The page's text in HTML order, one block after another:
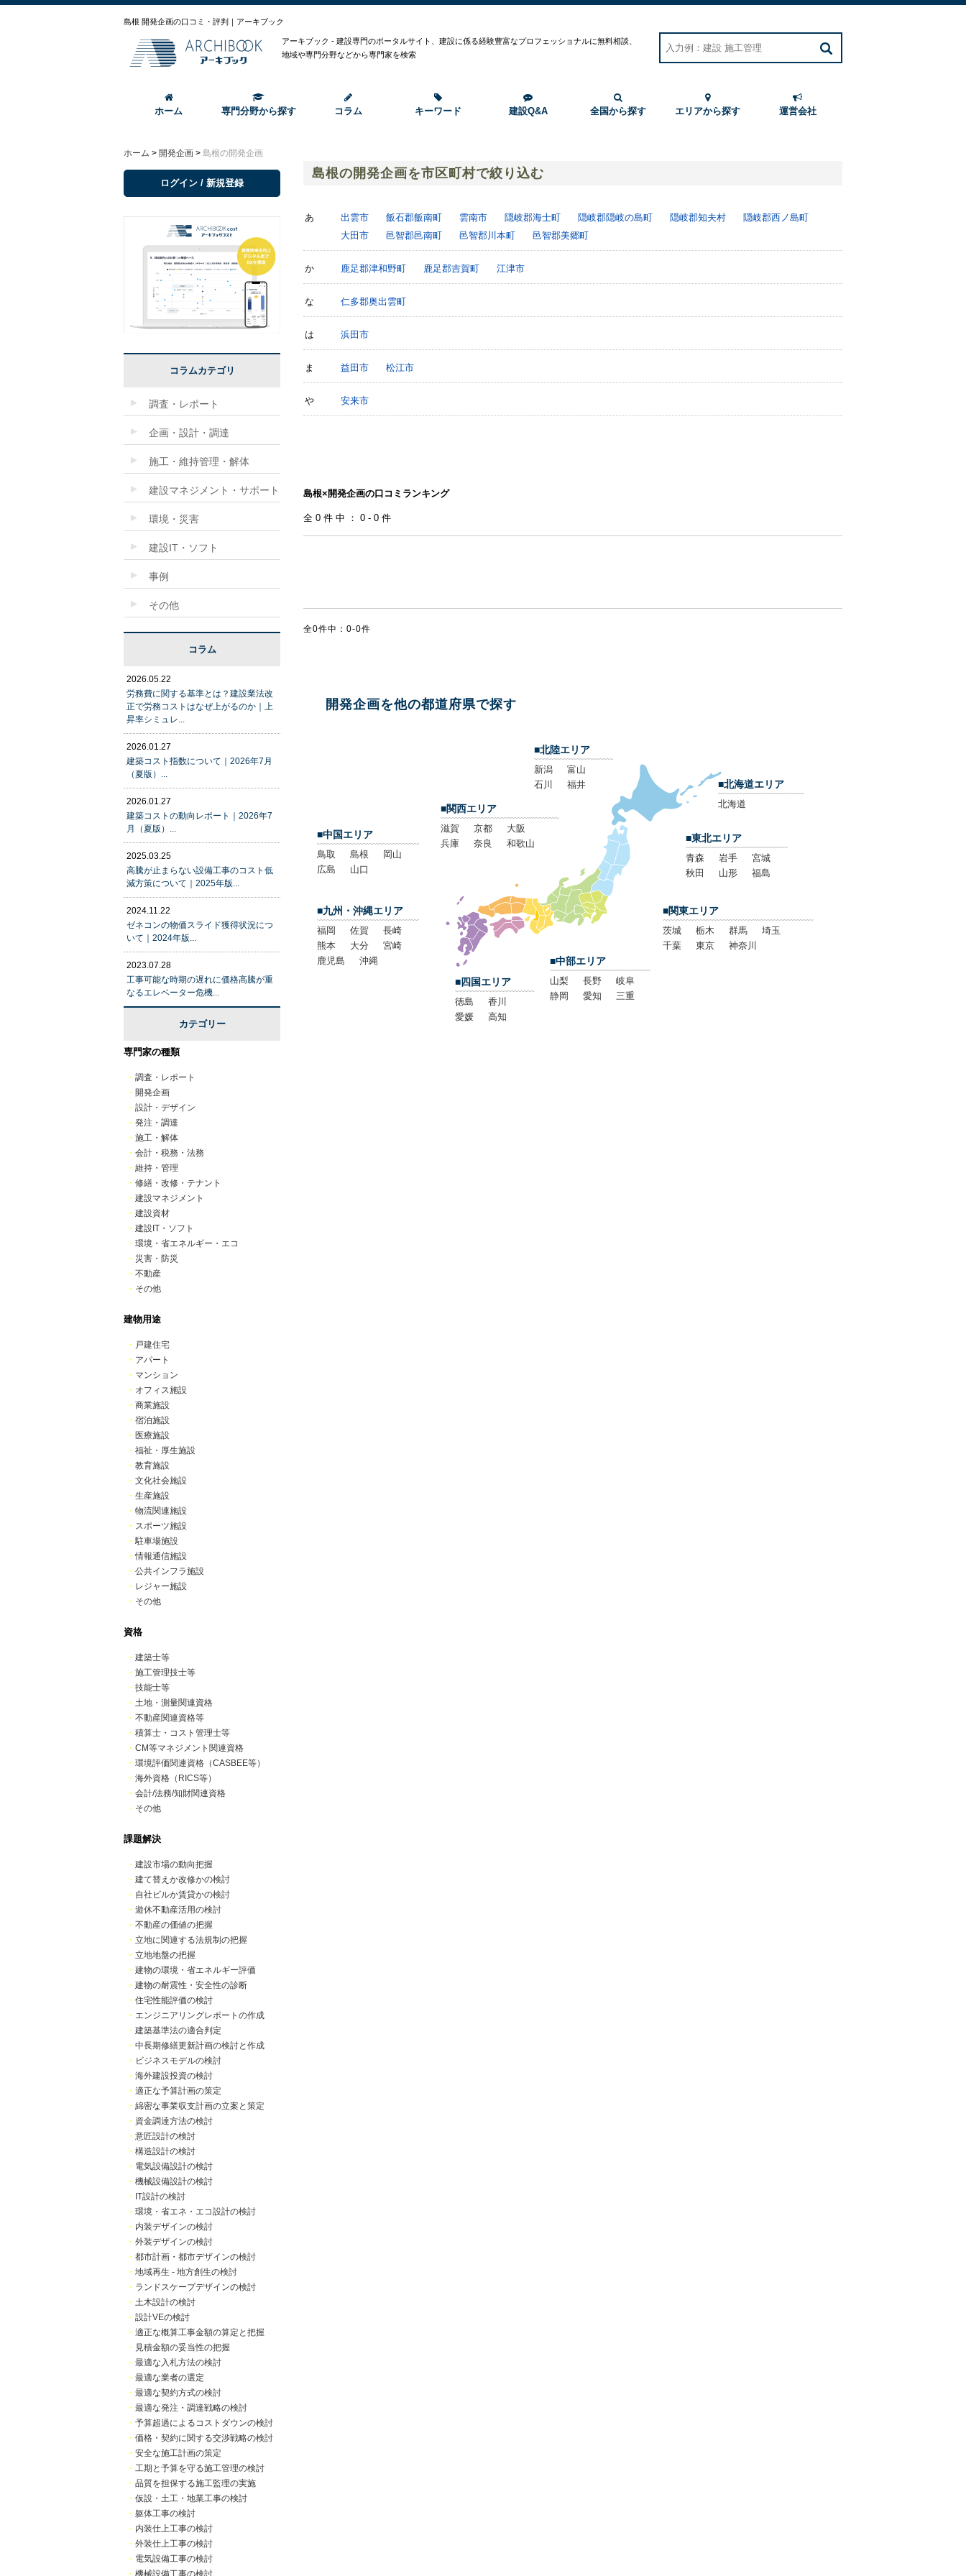
島根 開発企画の口コミ・評判｜アーキブック
アーキブック - 建設専門のポータルサイト、建設に係る経験豊富なプロフェッショナルに無料相談、
地域や専門分野などから専門家を検索
ホーム 専門分野から探す コラム キーワード 建設Q&A 全国から探す エリアから探す 運営会社
ホーム > 開発企画 > 島根の開発企画
島根の開発企画を市区町村で絞り込む
あ 出雲市 飯石郡飯南町 雲南市 隠岐郡海士町 隠岐郡隠岐の島町 隠岐郡知夫村
隠岐郡西ノ島町
大田市
邑智郡邑南町 邑智郡川本町 邑智郡美郷町
か 鹿足郡津和野町 鹿足郡吉賀町 江津市
な 仁多郡奥出雲町
は 浜田市
ま 益田市 松江市
や 安来市
島根×開発企画の口コミランキング
全0件中：0-0件
全0件中：0-0件
開発企画を他の都道府県で探す
■北海道エリア
北海道
■東北エリア
青森 岩手
宮城
秋田
山形 福島
■関東エリア
茨城 栃木 群馬
埼玉
千葉
東京 神奈川
■北陸エリア
新潟
富山
石川
福井
■中部エリア
山梨 長野
岐阜
静岡
愛知 三重
■関西エリア
滋賀 京都
大阪
兵庫
奈良 和歌山
■中国エリア
鳥取 島根
岡山
広島
山口
■四国エリア
徳島
香川
愛媛
高知
■九州・沖縄エリア
福岡 佐賀
長崎
熊本
大分
宮崎
鹿児島
沖縄
ログイン / 新規登録
コラムカテゴリ
調査・レポート
企画・設計・調達
施工・維持管理・解体
建設マネジメント・サポート
環境・災害
建設IT・ソフト
事例
その他
コラム
2026.05.22
労務費に関する基準とは？建設業法改
正で労務コストはなぜ上がるのか｜上
昇率シミュレ...
2026.01.27
建築コスト指数について｜2026年7月
（夏版）...
2026.01.27
建築コストの動向レポート｜2026年7
月（夏版）...
2025.03.25
高騰が止まらない設備工事のコスト低
減方策について｜2025年版...
2024.11.22
ゼネコンの物価スライド獲得状況につ
いて｜2024年版...
2023.07.28
工事可能な時期の遅れに価格高騰が重
なるエレベーター危機...
カテゴリー
専門家の種類
・ 調査・レポート
・ 開発企画
・ 設計・デザイン
・ 発注・調達
・ 施工・解体
・ 会計・税務・法務
・ 維持・管理
・ 修繕・改修・テナント
・ 建設マネジメント
・ 建設資材
・ 建設IT・ソフト
・ 環境・省エネルギー・エコ
・ 災害・防災
・ 不動産
・ その他
建物用途
・ 戸建住宅
・ アパート
・ マンション
・ オフィス施設
・ 商業施設
・ 宿泊施設
・ 医療施設
・ 福祉・厚生施設
・ 教育施設
・ 文化社会施設
・ 生産施設
・ 物流関連施設
・ スポーツ施設
・駐車場施設
・情報通信施設
・ 公共インフラ施設
・ レジャー施設
・ その他
資格
・ 建築士等
・ 施工管理技士等
・ 技能士等
・ 土地・測量関連資格
・ 不動産関連資格等
・ 積算士・コスト管理士等
・ CM等マネジメント関連資格
・ 環境評価関連資格（CASBEE等）
・ 海外資格（RICS等）
・ 会計/法務/知財関連資格
・ その他
課題解決
・ 建設市場の動向把握
・ 建て替えか改修かの検討
・ 自社ビルか賃貸かの検討
・ 遊休不動産活用の検討
・ 不動産の価値の把握
・ 立地に関連する法規制の把握
・ 立地地盤の把握
・ 建物の環境・省エネルギー評価
・ 建物の耐震性・安全性の診断
・ 住宅性能評価の検討
・ エンジニアリングレポートの作成
・ 建築基準法の適合判定
・ 中長期修繕更新計画の検討と作成
・ ビジネスモデルの検討
・ 海外建設投資の検討
・ 適正な予算計画の策定
・ 綿密な事業収支計画の立案と策定
・ 資金調達方法の検討
・ 意匠設計の検討
・ 構造設計の検討
・ 電気設備設計の検討
・ 機械設備設計の検討
・ IT設計の検討
・ 環境・省エネ・エコ設計の検討
・ 内装デザインの検討
・ 外装デザインの検討
・ 都市計画・都市デザインの検討
・ 地域再生 - 地方創生の検討
・ ランドスケープデザインの検討
・ 土木設計の検討
・ 設計VEの検討
・ 適正な概算工事金額の算定と把握
・ 見積金額の妥当性の把握
・ 最適な入札方法の検討
・ 最適な業者の選定
・ 最適な契約方式の検討
・ 最適な発注・調達戦略の検討
・ 予算超過によるコストダウンの検討
・ 価格・契約に関する交渉戦略の検討
・ 安全な施工計画の策定
・ 工期と予算を守る施工管理の検討
・ 品質を担保する施工監理の実施
・ 仮設・土工・地業工事の検討
・ 躯体工事の検討
・ 内装仕上工事の検討
・ 外装仕上工事の検討
・ 電気設備工事の検討
・ 機械設備工事の検討